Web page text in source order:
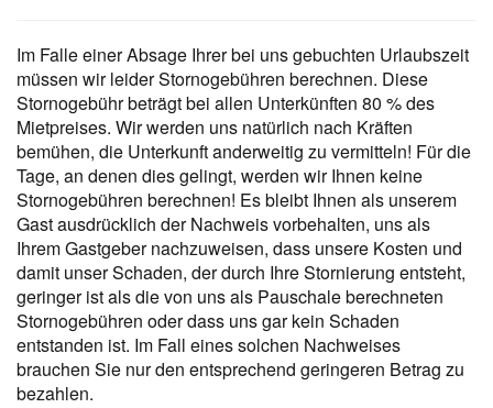
Im Falle einer Absage Ihrer bei uns gebuchten Urlaubszeit
müssen wir leider Stornogebühren berechnen. Diese
Stornogebühr beträgt bei allen Unterkünften 80 % des
Mietpreises. Wir werden uns natürlich nach Kräften
bemühen, die Unterkunft anderweitig zu vermitteln! Für die
Tage, an denen dies gelingt, werden wir Ihnen keine
Stornogebühren berechnen! Es bleibt Ihnen als unserem
Gast ausdrücklich der Nachweis vorbehalten, uns als
Ihrem Gastgeber nachzuweisen, dass unsere Kosten und
damit unser Schaden, der durch Ihre Stornierung entsteht,
geringer ist als die von uns als Pauschale berechneten
Stornogebühren oder dass uns gar kein Schaden
entstanden ist. Im Fall eines solchen Nachweises
brauchen Sie nur den entsprechend geringeren Betrag zu
bezahlen.